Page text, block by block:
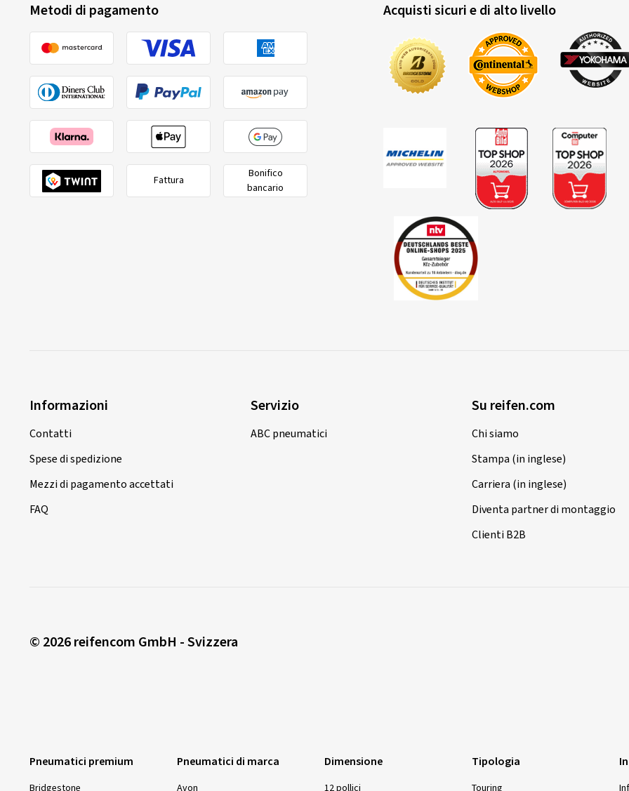
Metodi di pagamento
Fattura
Bonifico
bancario
Acquisti sicuri e di alto livello
Informazioni
Contatti
Spese di spedizione
Mezzi di pagamento accettati
FAQ
Servizio
ABC pneumatici
Su reifen.com
Chi siamo
Stampa (in inglese)
Carriera (in inglese)
Diventa partner di montaggio
Clienti B2B
© 2026 reifencom GmbH - Svizzera
Pneumatici premium
Bridgestone
Pneumatici di marca
Avon
Dimensione
12 pollici
Tipologia
Touring